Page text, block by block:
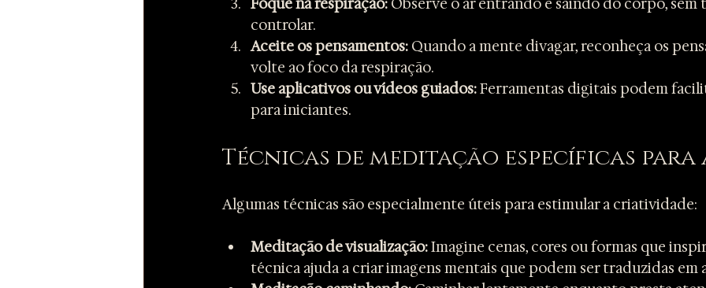
Foque na respiração: Observe o ar entrando e saindo do corpo, sem
controlar.
Aceite os pensamentos: Quando a mente divagar, reconheça os
volte ao foco da respiração.
Use aplicativos ou vídeos guiados: Ferramentas digitais podem
para iniciantes.
Técnicas de meditação específicas
Algumas técnicas são especialmente úteis para estimular a criatividade:
Meditação de visualização: Imagine cenas, cores ou formas que
técnica ajuda a criar imagens mentais que podem ser traduzidas em